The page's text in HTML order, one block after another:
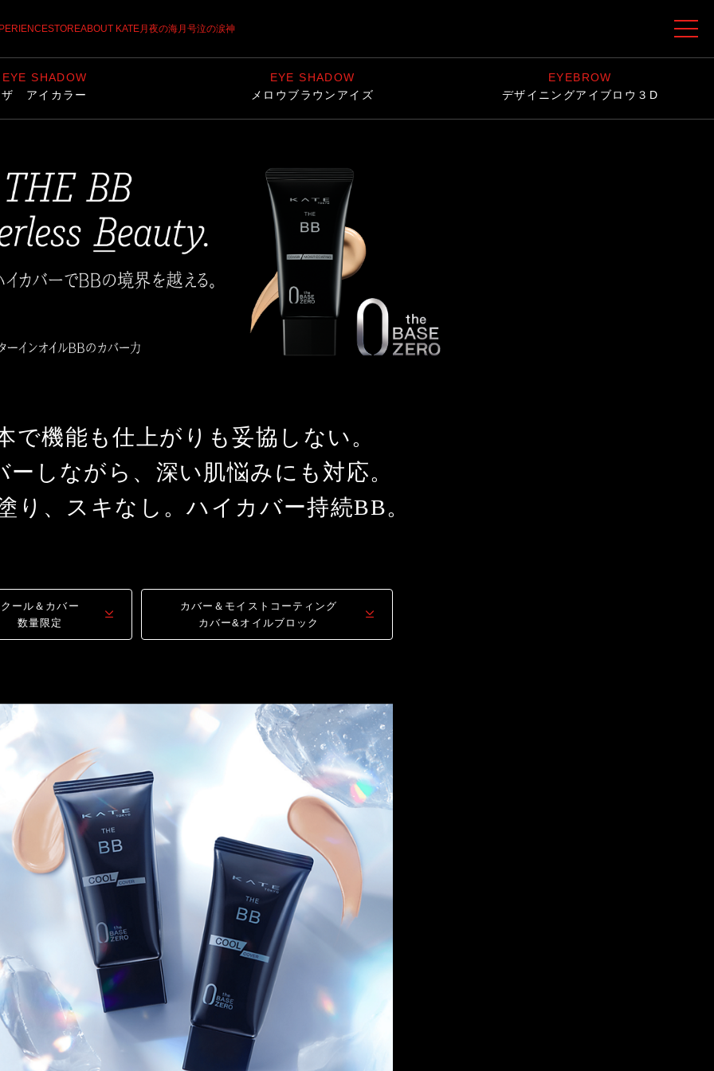
STOREABOUT KATE月夜の海月号泣の涙神
EYE SHADOW
ザ アイカラー
EYE SHADOW
メロウブラウンアイズ
EYEBROW
デザイニングアイブロウ３D
で機能も仕上がりも妥協しない。
ーしながら、深い肌悩みにも対応。
り、スキなし。ハイカバー持続BB。
クール＆カバー
数量限定
カバー＆モイストコーティング
カバー&オイルブロック